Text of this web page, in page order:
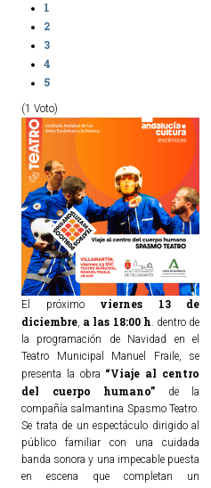
1
2
3
4
5
(1 Voto)
El próximo viernes 13 de
diciembre a las 18:00 h . dentro de
la programación de Navidad en el
Teatro Municipal Manuel Fraile, se
presenta la obra “Viaje al centro
del cuerpo humano” de la
compañía salmantina Spasmo Teatro.
Se trata de un espectáculo dirigido al
público familiar con una cuidada
banda sonora y una impecable puesta
en escena que completan un